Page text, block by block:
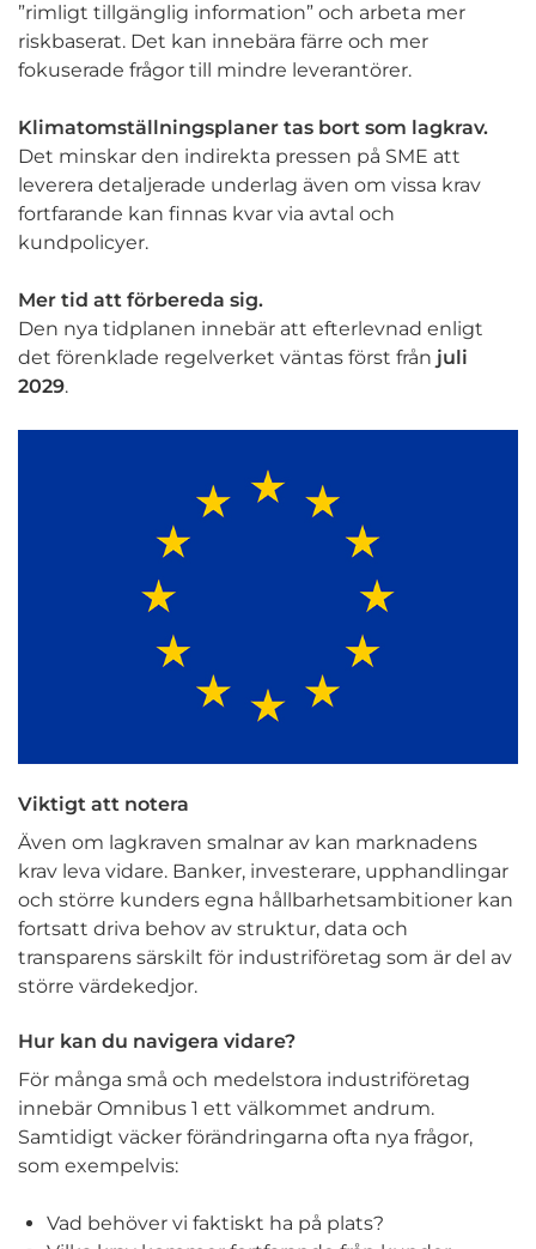
”rimligt tillgänglig information” och arbeta mer
riskbaserat. Det kan innebära färre och mer
fokuserade frågor till mindre leverantörer.
Klimatomställningsplaner tas bort som lagkrav.
Det minskar den indirekta pressen på SME att
leverera detaljerade underlag även om vissa krav
fortfarande kan finnas kvar via avtal och
kundpolicyer.
Mer tid att förbereda sig.
Den nya tidplanen innebär att efterlevnad enligt
det förenklade regelverket väntas först från juli
2029.
Viktigt att notera
Även om lagkraven smalnar av kan marknadens
krav leva vidare. Banker, investerare, upphandlingar
och större kunders egna hållbarhetsambitioner kan
fortsatt driva behov av struktur, data och
transparens särskilt för industriföretag som är del av
större värdekedjor.
Hur kan du navigera vidare?
För många små och medelstora industriföretag
innebär Omnibus 1 ett välkommet andrum.
Samtidigt väcker förändringarna ofta nya frågor,
som exempelvis:
Vad behöver vi faktiskt ha på plats?